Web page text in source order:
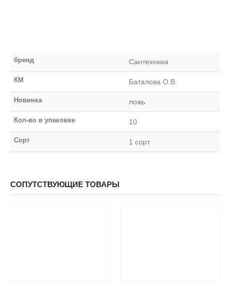
бренд Сантехника
КМ Баталова О.В.
Новинка ложь
Кол-во в упаковке 10
Сорт 1 сорт
СОПУТСТВУЮЩИЕ ТОВАРЫ